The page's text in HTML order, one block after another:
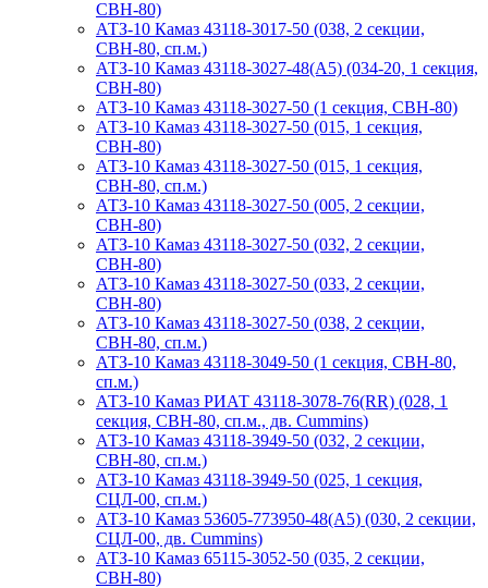
СВН-80)
АТЗ-10 Камаз 43118-3017-50 (038, 2 секции,
СВН-80, сп.м.)
АТЗ-10 Камаз 43118-3027-48(A5) (034-20, 1 секция,
СВН-80)
АТЗ-10 Камаз 43118-3027-50 (1 секция, СВН-80)
АТЗ-10 Камаз 43118-3027-50 (015, 1 секция,
СВН-80)
АТЗ-10 Камаз 43118-3027-50 (015, 1 секция,
СВН-80, сп.м.)
АТЗ-10 Камаз 43118-3027-50 (005, 2 секции,
СВН-80)
АТЗ-10 Камаз 43118-3027-50 (032, 2 секции,
СВН-80)
АТЗ-10 Камаз 43118-3027-50 (033, 2 секции,
СВН-80)
АТЗ-10 Камаз 43118-3027-50 (038, 2 секции,
СВН-80, сп.м.)
АТЗ-10 Камаз 43118-3049-50 (1 секция, СВН-80,
сп.м.)
АТЗ-10 Камаз РИАТ 43118-3078-76(RR) (028, 1
секция, СВН-80, сп.м., дв. Cummins)
АТЗ-10 Камаз 43118-3949-50 (032, 2 секции,
СВН-80, сп.м.)
АТЗ-10 Камаз 43118-3949-50 (025, 1 секция,
СЦЛ-00, сп.м.)
АТЗ-10 Камаз 53605-773950-48(А5) (030, 2 секции,
СЦЛ-00, дв. Cummins)
АТЗ-10 Камаз 65115-3052-50 (035, 2 секции,
СВН-80)